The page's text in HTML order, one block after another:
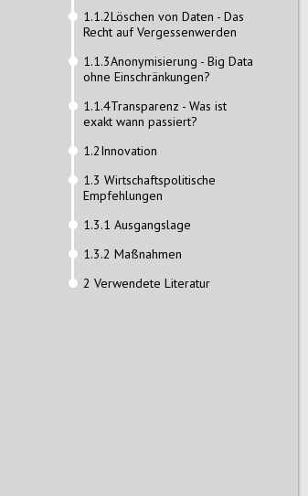
1.1.2Löschen von Daten - Das
Recht auf Vergessenwerden
1.1.3Anonymisierung - Big Data
ohne Einschränkungen?
1.1.4Transparenz - Was ist
exakt wann passiert?
1.2Innovation
1.3 Wirtschaftspolitische
Empfehlungen
1.3.1 Ausgangslage
1.3.2 Maßnahmen
2 Verwendete Literatur